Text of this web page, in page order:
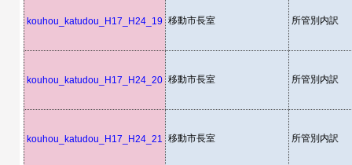
kouhou_katudou_H17_H24_19 移動市長室 所管別内訳
kouhou_katudou_H17_H24_20 移動市長室 所管別内訳
kouhou_katudou_H17_H24_21 移動市長室 所管別内訳